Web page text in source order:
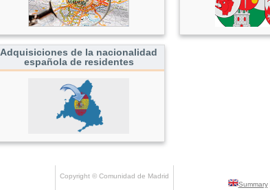
Adquisiciones de la nacionalidad
española de residentes
Servicios Summary
Copyright
Copyright © Comunidad de Madrid